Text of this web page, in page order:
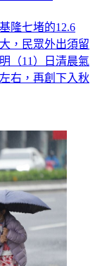
隆七堵的12.6
，民眾外出須留
（11）日清晨氣
右，再創下入秋